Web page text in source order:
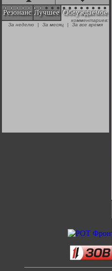
"Аркадий Коц" на
эгалите-фесте "Не
Резонанс Лучшее Обсуждаемое
комментариев:
За неделю
| За месяц | За все время